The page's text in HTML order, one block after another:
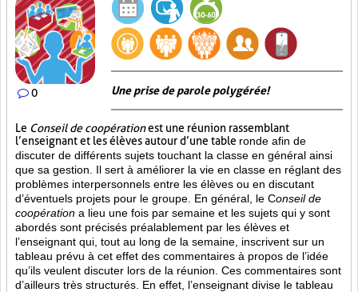
0 Une prise de parole polygérée!
Le Conseil de coopérationest une réunion rassemblant
l’enseignant et les élèves autour d’une table ronde afin de
discuter de différents sujets touchant la classe en général ainsi
que sa gestion. Il sert à améliorer la vie en classe en réglant des
problèmes interpersonnels entre les élèves ou en discutant
d’éventuels projets pour le groupe. En général, le Conseil de
coopération a lieu une fois par semaine et les sujets qui y sont
abordés sont précisés préalablement par les élèves et
l’enseignant qui, tout au long de la semaine, inscrivent sur un
tableau prévu à cet effet des commentaires à propos de l’idée
qu’ils veulent discuter lors de la réunion. Ces commentaires sont
d’ailleurs très structurés. En effet, l’enseignant divise le tableau